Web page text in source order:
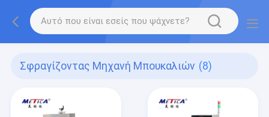
Σφραγίζοντας Μηχανή Μπουκαλιών (8)